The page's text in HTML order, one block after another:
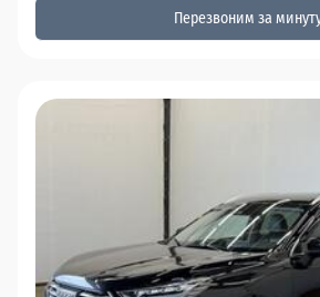
Перезвоним за